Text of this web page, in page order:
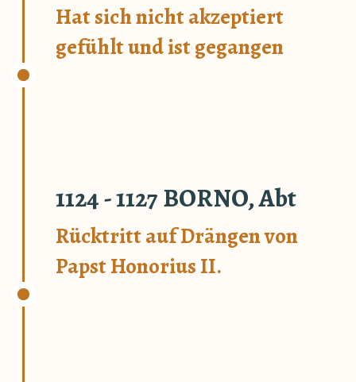
Hat sich nicht akzeptiert
gefühlt und ist gegangen
1124 - 1127 BORNO, Abt
Rücktritt auf Drängen von
Papst Honorius II.